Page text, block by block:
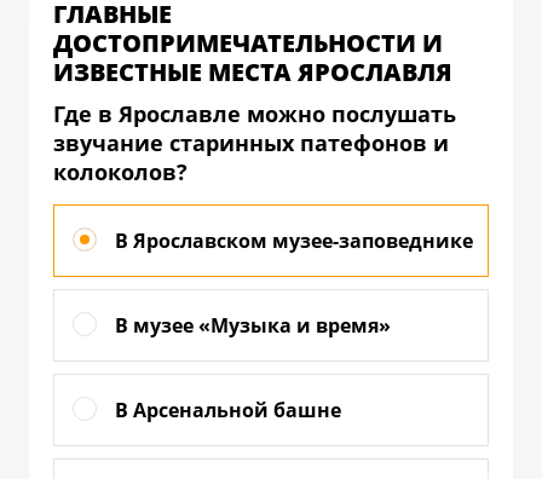
ГЛАВНЫЕ
ДОСТОПРИМЕЧАТЕЛЬНОСТИ И
ИЗВЕСТНЫЕ МЕСТА ЯРОСЛАВЛЯ
Где в Ярославле можно послушать
звучание старинных патефонов и
колоколов?
В Ярославском музее-заповеднике
В музее «Музыка и время»
В Арсенальной башне